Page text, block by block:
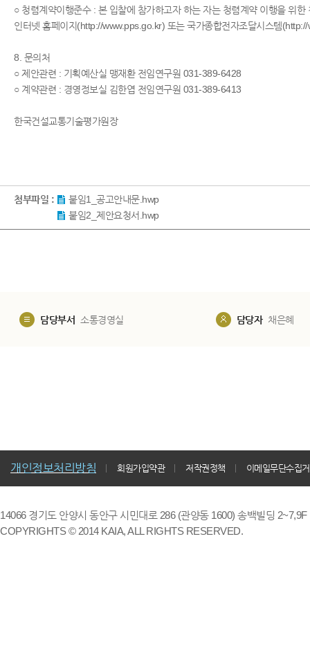
○ 청렴계약이행준수 : 본 입찰에 참가하고자 하는 자는 청렴계약 이행을 위
인터넷 홈페이지(http://www.pps.go.kr) 또는 국가종합전자조달시스템
8. 문의처
○ 제안관련 : 기획예산실 맹재환 전임연구원 031-389-6428
○ 계약관련 : 경영정보실 김한엽 전임연구원 031-389-6413
한국건설교통기술평가원장
첨부파일 :
붙임1_공고안내문.hwp
붙임2_제안요청서.hwp
담당부서 소통경영실 담당자 채은혜
개인정보처리방침 회원가입약관 저작권정책 이메일무단수집
14066 경기도 안양시 동안구 시민대로 286 (관양동 1600) 송백빌딩
COPYRIGHTS © 2014 KAIA, ALL RIGHTS RESERVED.